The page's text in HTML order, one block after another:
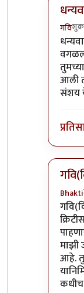
गवि
In
आली
संशय
Bhakti
In
माझी
आहे.
कधीच